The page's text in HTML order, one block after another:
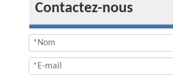
Contactez-nous